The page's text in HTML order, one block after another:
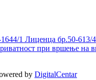
1 Лиценца бр.50-613/4
при вршење на
by DigitalCentar